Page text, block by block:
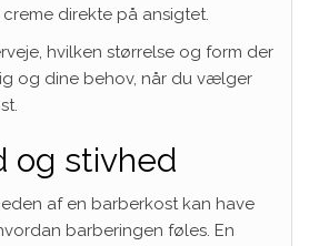
direkte på ansigtet.
hvilken størrelse og form der
og dine behov, når du vælger
og stivhed
af en barberkost kan have
barberingen føles. En